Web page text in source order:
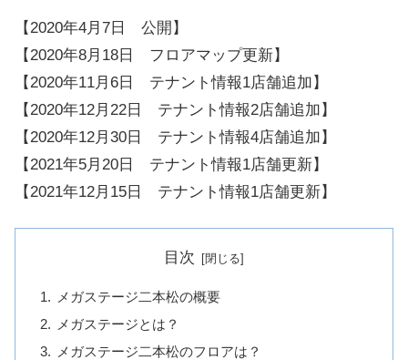
【2020年4月7日 公開】
【2020年8月18日 フロアマップ更新】
【2020年11月6日 テナント情報1店舗追加】
【2020年12月22日 テナント情報2店舗追加】
【2020年12月30日 テナント情報4店舗追加】
【2021年5月20日 テナント情報1店舗更新】
【2021年12月15日 テナント情報1店舗更新】
目次
メガステージ二本松の概要
メガステージとは？
メガステージ二本松のフロアは？